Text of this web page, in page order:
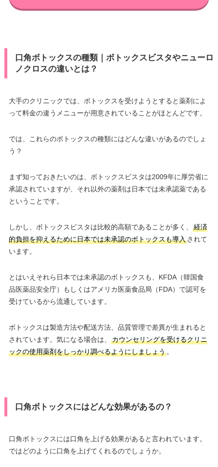
口角ボトックスの種類｜ボトックスビスタやニューロ
ノクロスの違いとは？
大手のクリニックでは、ボトックスを受けようとすると薬剤によ
って料金の違うメニューが用意されていることがほとんどです。
では、これらのボトックスの種類にはどんな違いがあるのでしょ
う？
まず知っておきたいのは、ボトックスビスタは2009年に厚労省に
承認されていますが、それ以外の薬剤は日本では未承認薬である
ということです。
しかし、ボトックスビスタは比較的高額であることが多く、
経済
的負担を抑えるために日本では未承認のボトックスも導入されて
います。
とはいえそれら日本では未承認のボトックスも、KFDA（韓国食
品医薬品安全庁）もしくはアメリカ医薬食品局（FDA）で認可を
受けているから流通しています。
ボトックスは製造方法や配送方法、品質管理で差異が生まれると
されています。気になる場合は、
カウンセリングを受けるクリニ
ックの使用薬剤をしっかり調べるようにしましょう。
口角ボトックスにはどんな効果があるの？
口角ボトックスには口角を上げる効果があると言われています。
ではどのように口角を上げてくれるのでしょうか。